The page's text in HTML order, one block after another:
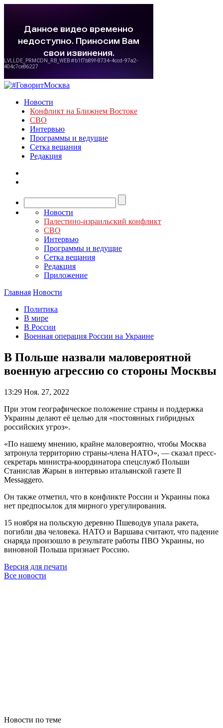
Новости
Конфликт на Ближнем Востоке
СВО
Интервью
Программы и ведущие
Сетка вещания
Редакция
Новости
Палестино-израильский конфликт
СВО
Интервью
Программы и ведущие
Сетка вещания
Редакция
Приложение
Главная Новости
Политика
В мире
В России
Военная операция России на Украине
В Польше назвали маловероятной
военную агрессию со стороны Москвы
13:29 Ноя. 27, 2022
При этом географическое положение страны и поддержка
Украины делают её целью для «постоянных гибридных
российских угроз».
«По нашему мнению, крайне маловероятно, чтобы Москва
затронула территорию страны-члена НАТО», — сказал пресс-
секретарь министра-координатора спецслужб Польши
Станислав Жарын в интервью итальянской газете Il
Messaggero.
Он также отметил, что в конфликте России и Украины пока
нет предпосылок для мирного урегулирования.
15 ноября на польскую деревню Пшеводув упала ракета,
погибли два человека. НАТО и Варшава считают, что падение
снаряда произошло в результате работы ПВО Украины, но
виновной Польша признает Россию.
Версия для печати
Все новости
Новости по теме